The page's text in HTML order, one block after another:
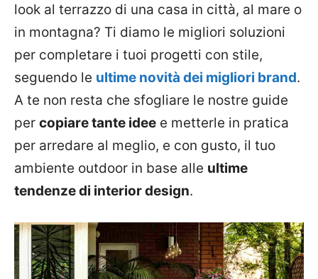
look al terrazzo di una casa in città, al mare o
in montagna? Ti diamo le migliori soluzioni
per completare i tuoi progetti con stile,
seguendo le ultime novità dei migliori brand.
A te non resta che sfogliare le nostre guide
per copiare tante idee e metterle in pratica
per arredare al meglio, e con gusto, il tuo
ambiente outdoor in base alle ultime
tendenze di interior design.